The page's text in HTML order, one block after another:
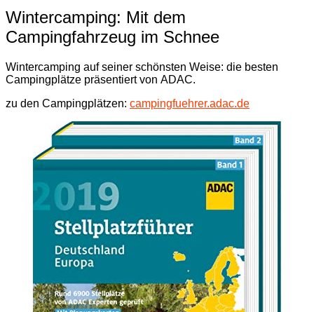
Wintercamping: Mit dem
Campingfahrzeug im Schnee
Wintercamping auf seiner schönsten Weise: die besten
Campingplätze präsentiert von ADAC.
zu den Campingplätzen: campingfuehrer.adac.de